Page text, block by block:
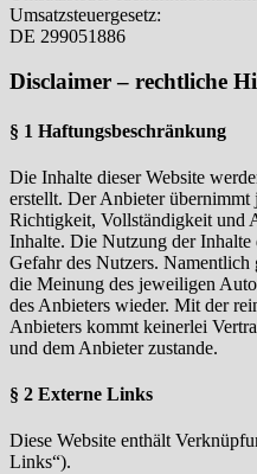
Umsatzsteuergesetz:
DE 299051886
Disclaimer – rechtliche
§ 1 Haftungsbeschränkung
Die Inhalte dieser Website
erstellt. Der Anbieter
Richtigkeit, Vollständigkeit und
Inhalte. Die Nutzung der Inhalte
Gefahr des Nutzers. Namentlich
die Meinung des jeweiligen
des Anbieters wieder. Mit der
Anbieters kommt keinerlei
und dem Anbieter zustande.
§ 2 Externe Links
Diese Website enthält
Links“).